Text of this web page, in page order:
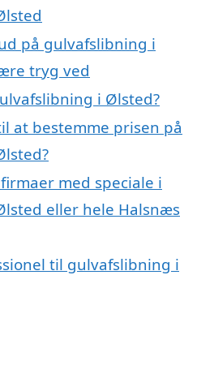
på gulvafslibning i
tryg ved
i Ølsted?
at bestemme prisen på
med speciale i
eller hele Halsnæs
til gulvafslibning i